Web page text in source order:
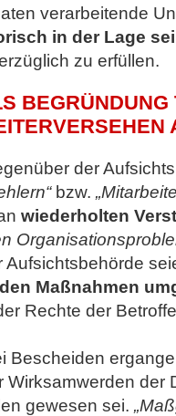
verarbeitende
in der Lage
zu erfüllen.
BEGRÜNDUNG
der
bzw.
wiederholten
Aufsichtsbehörde
Maßnahmen
Rechte der
Bescheiden
der
gewesen sei.